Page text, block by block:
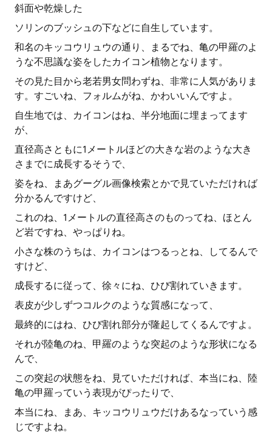
斜面や乾燥した
ソリンのブッシュの下などに自生しています。
和名のキッコウリュウの通り、まるでね、亀の甲羅のよ
うな不思議な姿をしたカイコン植物となります。
その見た目から老若男女問わずね、非常に人気がありま
す。すごいね、フォルムがね、かわいいんですよ。
自生地では、カイコンはね、半分地面に埋まってます
が、
直径高さともに1メートルほどの大きな岩のような大き
さまでに成長するそうで、
姿をね、まあグーグル画像検索とかで見ていただければ
分かるんですけど、
これのね、1メートルの直径高さのものってね、ほとん
ど岩ですね、やっぱりね。
小さな株のうちは、カイコンはつるっとね、してるんで
すけど、
成長するに従って、徐々にね、ひび割れていきます。
表皮が少しずつコルクのような質感になって、
最終的にはね、ひび割れ部分が隆起してくるんですよ。
それが陸亀のね、甲羅のような突起のような形状になる
んで、
この突起の状態をね、見ていただければ、本当にね、陸
亀の甲羅っていう表現がぴったりで、
本当にね、まあ、キッコウリュウだけあるなっていう感
じですよね。